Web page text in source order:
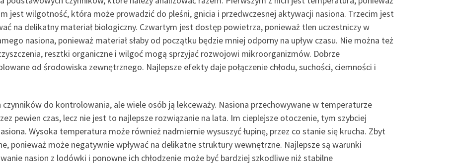
jest wilgotność, która może prowadzić do pleśni, gnicia i przedwczesnej aktywacji nasiona. Trzecim jest
na delikatny materiał biologiczny. Czwartym jest dostęp powietrza, ponieważ tlen uczestniczy w
nasiona, ponieważ materiał słaby od początku będzie mniej odporny na upływ czasu. Nie można też
resztki organiczne i wilgoć mogą sprzyjać rozwojowi mikroorganizmów. Dobrze
od środowiska zewnętrznego. Najlepsze efekty daje połączenie chłodu, suchości, ciemności i
do kontrolowania, ale wiele osób ją lekceważy. Nasiona przechowywane w temperaturze
pewien czas, lecz nie jest to najlepsze rozwiązanie na lata. Im cieplejsze otoczenie, tym szybciej
Wysoka temperatura może również nadmiernie wysuszyć łupinę, przez co stanie się krucha. Zbyt
ponieważ może negatywnie wpływać na delikatne struktury wewnętrzne. Najlepsze są warunki
nasion z lodówki i ponowne ich chłodzenie może być bardziej szkodliwe niż stabilne